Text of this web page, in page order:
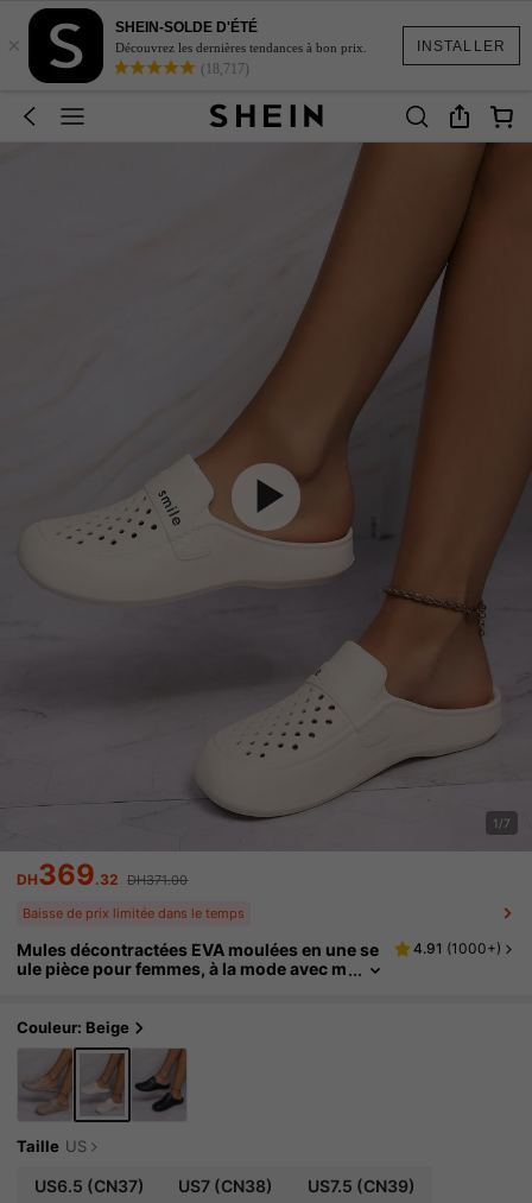
INSTALLER
×
SHEIN-SOLDE D'ÉTÉ
Découvrez les dernières tendances à bon prix.
(18,717)
1/7
DH369.32
DH371.00
Baisse de prix limitée dans le temps
Mules décontractées EVA moulées en une se
ule pièce pour femmes, à la mode avec m
les saisons. Appropriées pour diverses occa
sions telles que la vie quotidienne et le travai
4.91 (1000+)
Couleur: Beige
Taille US
US6.5 (CN37) US7 (CN38) US7.5 (CN39)